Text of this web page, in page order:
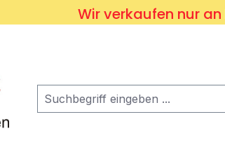
Wir verkaufen nur an